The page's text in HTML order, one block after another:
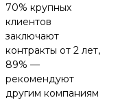
70% крупных
клиентов
заключают
контракты от 2 лет,
89% —
рекомендуют
другим компаниям